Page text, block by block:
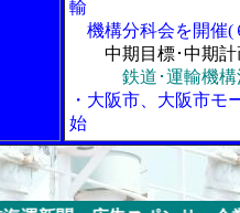
輸
機構分科会を開催(
中期目標･中期
鉄道･運輸機
・大阪市、大阪市モ
始